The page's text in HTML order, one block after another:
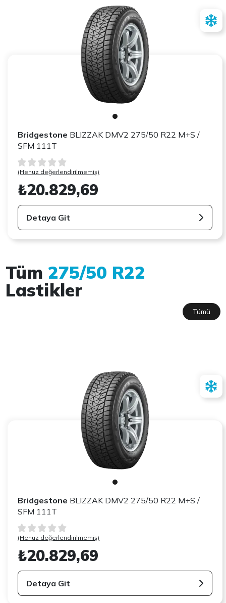
Bridgestone BLIZZAK DMV2 275/50 R22 M+S /
SFM 111T
(Henüz değerlendirilmemiş)
₺20.829,69
Detaya Git
Tüm 275/50 R22
Lastikler
Tümü
Bridgestone BLIZZAK DMV2 275/50 R22 M+S /
SFM 111T
(Henüz değerlendirilmemiş)
₺20.829,69
Detaya Git